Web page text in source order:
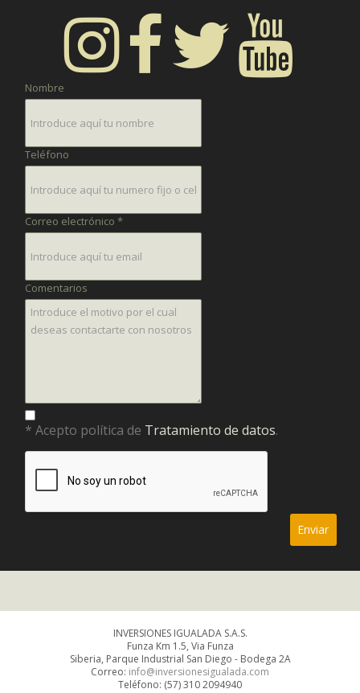
Nombre
Teléfono
Correo electrónico *
Comentarios
* Acepto política de Tratamiento de datos.
INVERSIONES IGUALADA S.A.S.
Funza Km 1.5, Via Funza
Siberia, Parque Industrial San Diego - Bodega 2A
Correo: info@inversionesigualada.com
Teléfono: (57) 310 2094940